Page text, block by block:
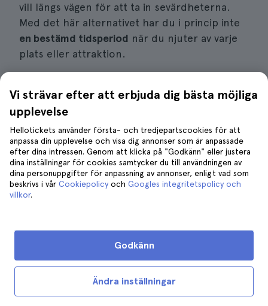
vill längs vägen för att ta in sevärdheterna.
Med det här alternativet har du i princip inte
en bestämd tidsperiod när du njuter av varje
plats eller attraktion.
Boka en Normandie Landing Beaches-tur
Guidade turer vs. självkörande
Pris beroende på aktivitet
Vi strävar efter att erbjuda dig bästa möjliga
upplevelse
Hellotickets använder första- och tredjepartscookies för att
anpassa din upplevelse och visa dig annonser som är anpassade
efter dina intressen. Genom att klicka på "Godkänn" eller justera
dina inställningar för cookies samtycker du till användningen av
dina personuppgifter för anpassning av annonser, enligt vad som
beskrivs i vår Cookiepolicy och Googles integritetspolicy och
villkor.
Ändra inställningar
Godkänn